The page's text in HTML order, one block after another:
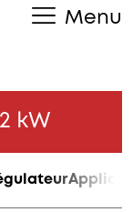
Menu
kW